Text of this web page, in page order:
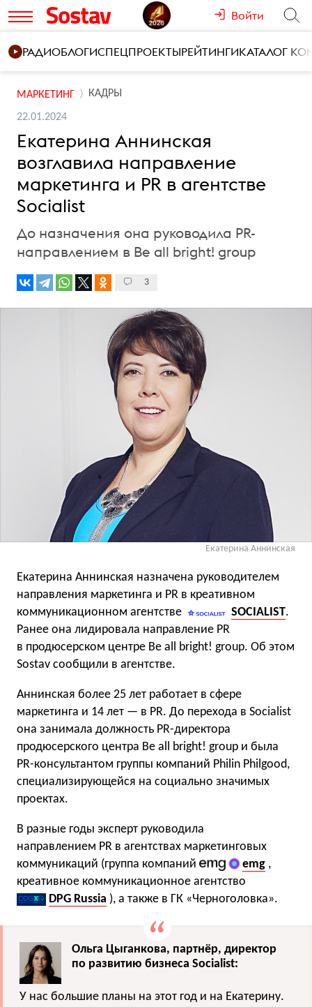
Войти
РАДИОБЛОГИСПЕЦПРОЕКТЫРЕЙТИНГИКАТАЛОГ
МАРКЕТИНГ КАДРЫ
22.01.2024
Екатерина Аннинская
возглавила направление
маркетинга и PR в агентстве
Socialist
До назначения она руководила PR-
направлением в Be all bright! group
3
Екатерина Аннинская
Екатерина Аннинская назначена руководителем
направления маркетинга и PR в креативном
коммуникационном агентстве
SOCIALIST.
Ранее она лидировала направление PR
в продюсерском центре Be all bright! group. Об этом
Sostav сообщили в агентстве.
Аннинская более 25 лет работает в сфере
маркетинга и 14 лет — в PR. До перехода в Socialist
она занимала должность PR-директора
продюсерского центра Be all bright! group и была
PR-консультантом группы компаний Philin Philgood,
специализирующейся на социально значимых
проектах.
В разные годы эксперт руководила
направлением PR в агентствах маркетинговых
коммуникаций (группа компаний
emg ,
креативное коммуникационное агентство
DPG Russia ), а также в ГК «Черноголовка».
Ольга Цыганкова, партнёр, директор
по развитию бизнеса Socialist:
У нас большие планы на этот год и на Екатерину.